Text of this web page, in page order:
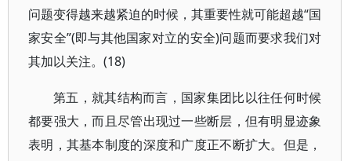
问题变得越来越紧迫的时候，其重要性就可能超越“国
家安全”(即与其他国家对立的安全)问题而要求我们对
其加以关注。(18)
第五，就其结构而言，国家集团比以往任何时候
都要强大，而且尽管出现过一些断层，但有明显迹象
表明，其基本制度的深度和广度正不断扩大。但是，